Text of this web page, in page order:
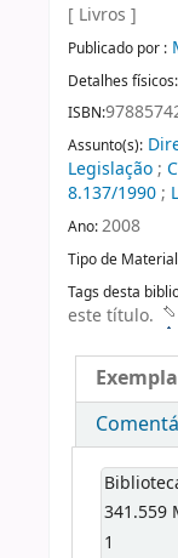
[ Livros ]
Publicado por :
Detalhes físicos:
ISBN:
Assunto(s):
Legislação;
8.137/1990;
Ano:2008
Tipo de
Tags desta
este título.
341.559
1